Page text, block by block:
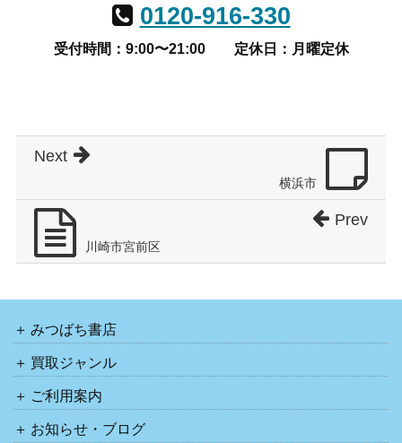
0120-916-330
受付時間：9:00〜21:00 定休日：月曜定休
横浜市
Next
川崎市宮前区
Prev
みつばち書店
買取ジャンル
ご利用案内
お知らせ・ブログ